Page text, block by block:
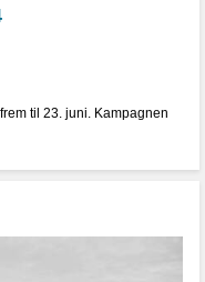
til 23. juni. Kampagnen